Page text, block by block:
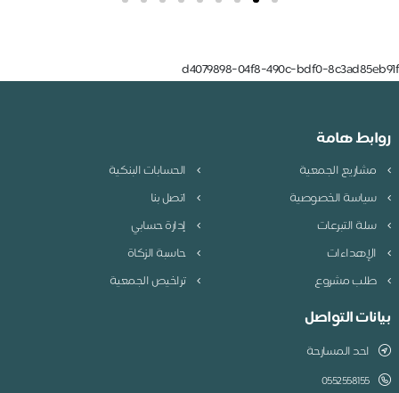
d4079898-04f8-490c-bdf0-
هامة
الجمعية
الحسابات البنكية
الخصوصية
اتصل بنا
التبرعات
إدارة حسابي
حاسبة الزكاة
مشروع
تراخيص الجمعية
التواصل
احد المسارحة
0552558155